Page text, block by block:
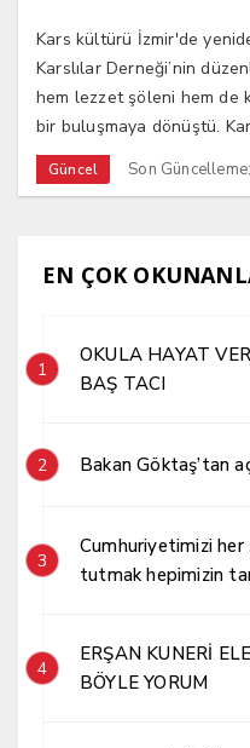
​​​​​​​Kars kültürü İzmir'de
Karslılar Derneği’nin
hem lezzet şöleni hem de
bir buluşmaya dönüştü.
Güncel Son Güncelleme:
EN ÇOK
1
OKULA HAYAT
BAŞ TACI
2 Bakan Göktaş’tan
3
Cumhuriyetimizi
tutmak hepimizin
4
ERŞAN KUNERİ
BÖYLE YORUM